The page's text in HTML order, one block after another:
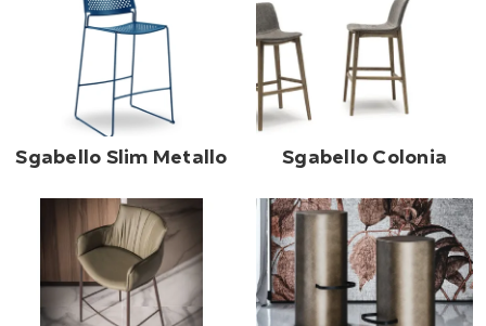
Sgabello Slim Metallo Sgabello Colonia